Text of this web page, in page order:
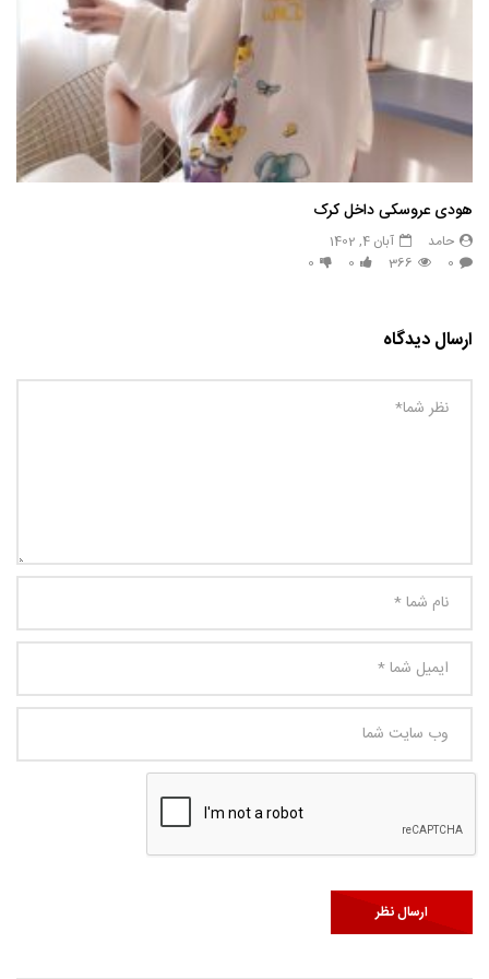
هودی عروسکی داخل کرک
حامد
آبان 4, 1402
0
366
0
0
ارسال دیدگاه